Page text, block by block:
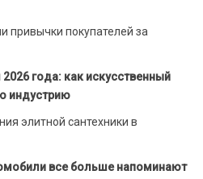
привычки покупателей за
года: как искусственный
индустрию
элитной сантехники в
все больше напоминают